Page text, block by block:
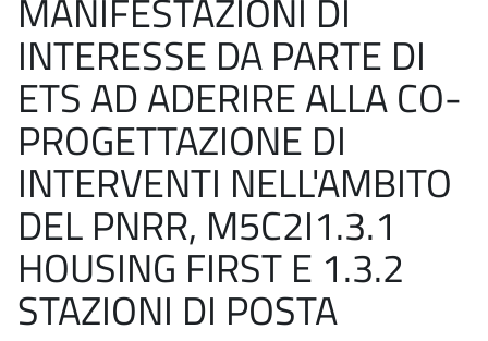
MANIFESTAZIONI DI
INTERESSE DA PARTE DI
ETS AD ADERIRE ALLA CO-
PROGETTAZIONE DI
INTERVENTI NELL'AMBITO
DEL PNRR, M5C2I1.3.1
HOUSING FIRST E 1.3.2
STAZIONI DI POSTA